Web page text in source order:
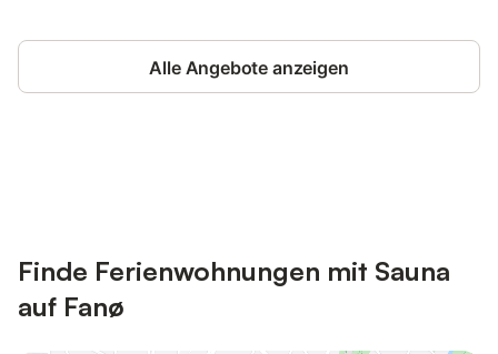
Alle Angebote anzeigen
Finde Ferienwohnungen mit Sauna
auf Fanø